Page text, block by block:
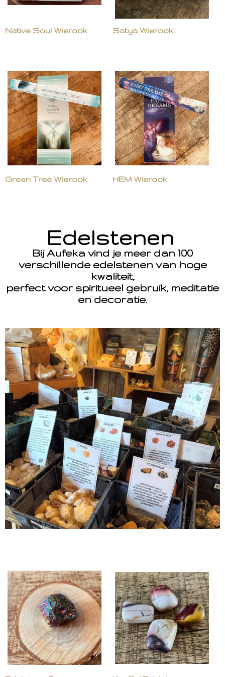
Native Soul Wierook Satya Wierook
Green Tree Wierook HEM Wierook
Edelstenen
Bij Aufeka vind je meer dan 100
verschillende edelstenen van hoge
kwaliteit,
perfect voor spiritueel gebruik, meditatie
en decoratie.